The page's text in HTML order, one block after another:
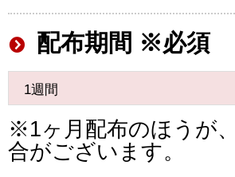
配布期間 ※必須
※1ヶ月配布のほうが
合がございます。